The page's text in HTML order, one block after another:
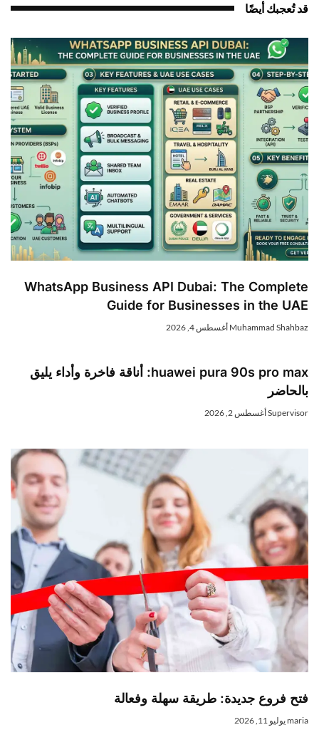
قد تُعجبك أيضًا
WhatsApp Business API Dubai: The Complete
Guide for Businesses in the UAE
Muhammad Shahbaz أغسطس 4, 2026
huawei pura 90s pro max: أناقة فاخرة وأداء يليق
بالحاضر
Supervisorأغسطس 2, 2026
فتح فروع جديدة: طريقة سهلة وفعالة
mariaيوليو 11, 2026